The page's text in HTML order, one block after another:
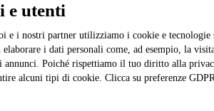
e utenti
e i nostri partner utilizziamo i cookie e
elaborare i dati personali come, ad esempio, la
annunci. Poiché rispettiamo il tuo diritto alla
alcuni tipi di cookie. Clicca su preferenze